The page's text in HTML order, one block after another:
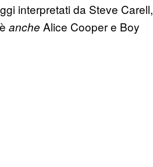
interpretati da Steve Carell,
anche Alice Cooper e Boy